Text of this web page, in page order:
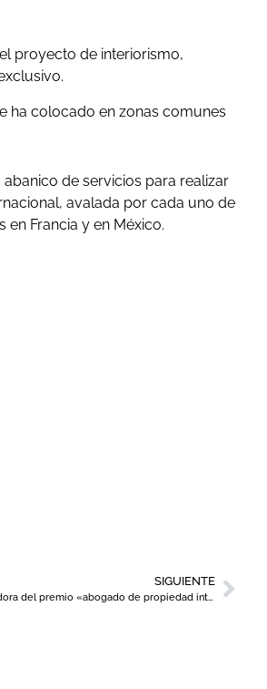
proyecto de interiorismo,
ha colocado en zonas comunes
de servicios para realizar
avalada por cada uno de
en Francia y en México.
SIGUIENTE
La consultora IPITEC, ganadora del premio «abogado de propiedad intelectual del año » en los Premios Spain Prestige Awards 2020/21